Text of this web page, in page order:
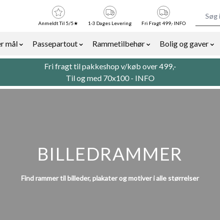
mål
Passepartout
Rammetilbehør
Bolig og gaver
Anmeldt Til 5/5★ 1-3 Dages Levering Fri Fragt 499,- INFO
Fri fragt til pakkeshop v/køb over 499,-
Til og med 70x100 - INFO
BILLEDRAMMER
Find rammer til billeder, plakater og motiver i alle størrelser